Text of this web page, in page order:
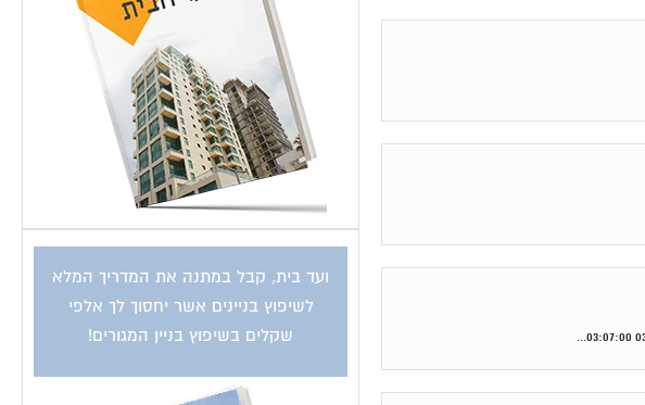
ועד בית, קבל במתנה את המדריך המלא
לשיפוץ בניינים אשר יחסוך לך אלפי
שקלים בשיפוץ בניין המגורים!